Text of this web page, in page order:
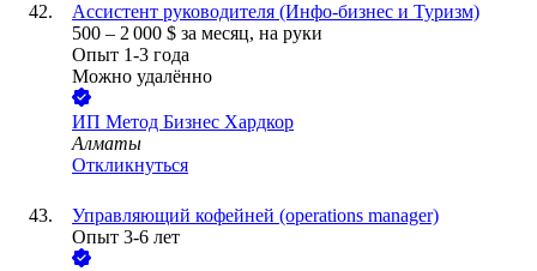
Ассистент руководителя (Инфо-бизнес и Туризм)
500 – 2 000 $ за месяц, на руки
Опыт 1-3 года
Можно удалённо
ИП Метод Бизнес Хардкор
Алматы
Откликнуться
Управляющий кофейней (operations manager)
Опыт 3-6 лет